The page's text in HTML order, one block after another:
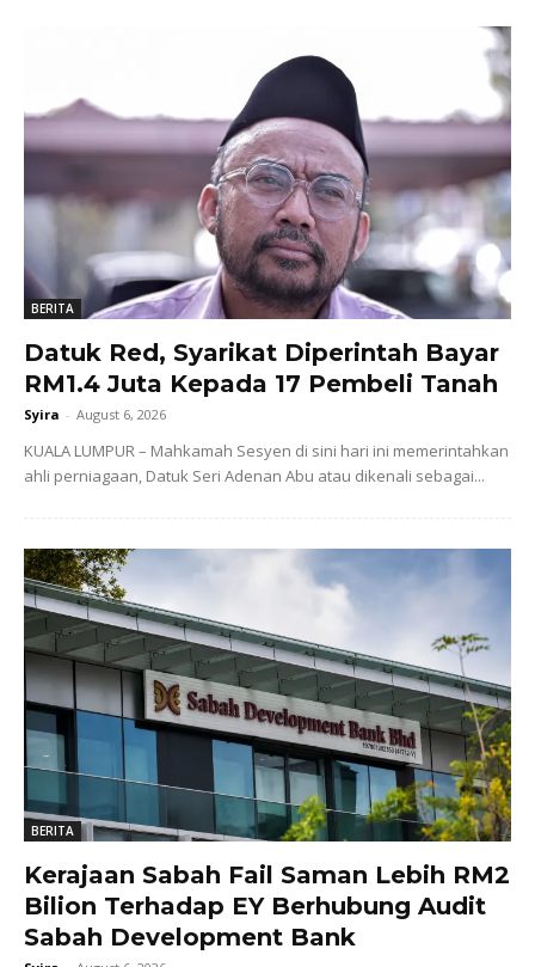
BERITA
Datuk Red, Syarikat Diperintah Bayar
RM1.4 Juta Kepada 17 Pembeli Tanah
Syira - August 6, 2026
KUALA LUMPUR – Mahkamah Sesyen di sini hari ini memerintahkan
ahli perniagaan, Datuk Seri Adenan Abu atau dikenali sebagai...
BERITA
Kerajaan Sabah Fail Saman Lebih RM2
Bilion Terhadap EY Berhubung Audit
Sabah Development Bank